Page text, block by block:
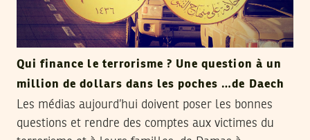
Qui finance le terrorisme ? Une question à un
million de dollars dans les poches …de Daech
Les médias aujourd’hui doivent poser les bonnes
questions et rendre des comptes aux victimes du